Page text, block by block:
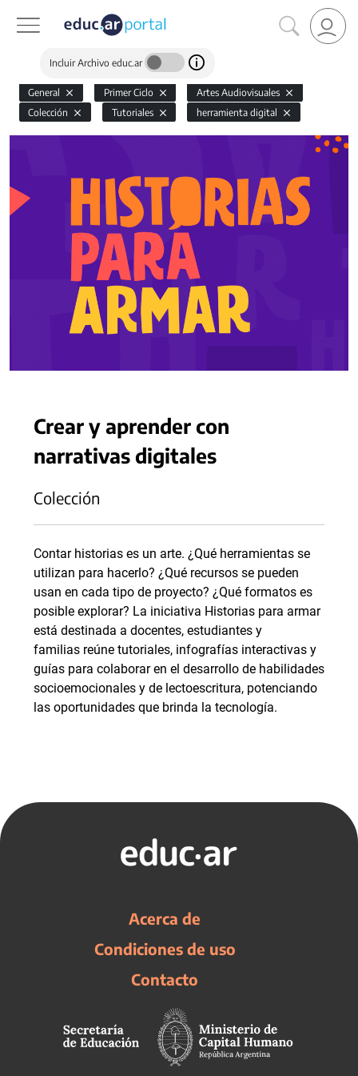
Incluir Archivo educ.ar
General Primer Ciclo
Artes Audiovisuales
Colección
Tutoriales herramienta digital
Crear y aprender con
narrativas digitales
Colección
Contar historias es un arte. ¿Qué herramientas se
utilizan para hacerlo? ¿Qué recursos se pueden
usan en cada tipo de proyecto? ¿Qué formatos es
posible explorar? La iniciativa Historias para armar
está destinada a docentes, estudiantes y
familias reúne tutoriales, infografías interactivas y
guías para colaborar en el desarrollo de habilidades
socioemocionales y de lectoescritura, potenciando
las oportunidades que brinda la tecnología.
Acerca de
Condiciones de uso
Contacto